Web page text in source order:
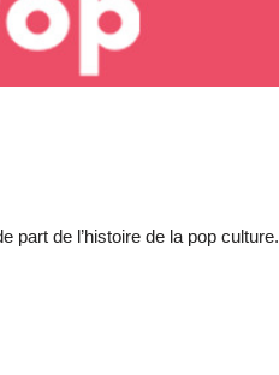
part de l’histoire de la pop culture.